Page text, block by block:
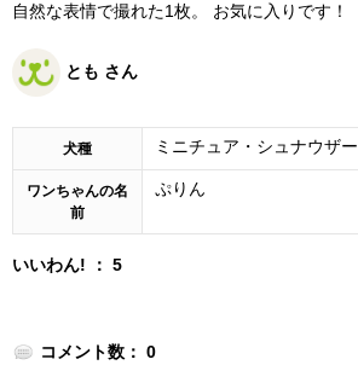
自然な表情で撮れた1枚。 お気に入りです！
とも さん
犬種 ミニチュア・シュナウザー
ワンちゃんの名
前
ぷりん
いいわん! ： 5
コメント数： 0